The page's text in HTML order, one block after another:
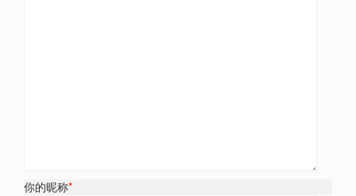
你的昵称*